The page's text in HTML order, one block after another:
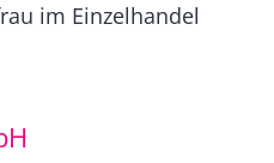
im Einzelhandel